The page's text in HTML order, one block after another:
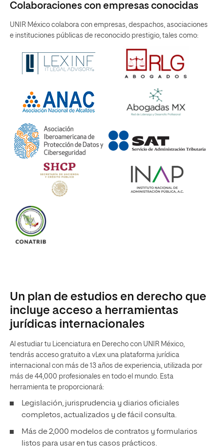
Colaboraciones con empresas conocidas
UNIR México colabora con empresas, despachos, asociaciones
e instituciones públicas de reconocido prestigio, tales como:
Un plan de estudios en derecho que
incluye acceso a herramientas
jurídicas internacionales
Al estudiar tu Licenciatura en Derecho con UNIR México,
tendrás acceso gratuito a vLex una plataforma jurídica
internacional con más de 13 años de experiencia, utilizada por
más de 44,000 profesionales en todo el mundo. Esta
herramienta te proporcionará:
Legislación, jurisprudencia y diarios oficiales
completos, actualizados y de fácil consulta.
Más de 2,000 modelos de contratos y formularios
listos para usar en tus casos prácticos.